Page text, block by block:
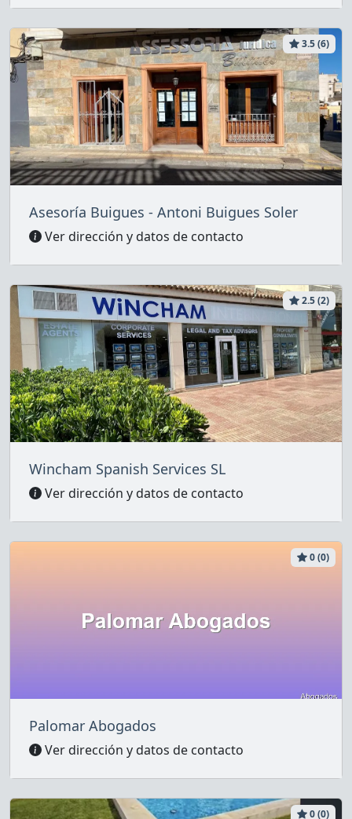
3.5 (6)
Asesoría Buigues - Antoni Buigues Soler
Ver dirección y datos de contacto
2.5 (2)
Wincham Spanish Services SL
Ver dirección y datos de contacto
0 (0)
Palomar Abogados
Ver dirección y datos de contacto
0 (0)